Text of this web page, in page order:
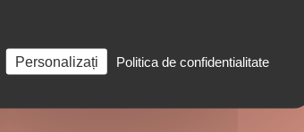
Personalizați Politica de confidentialitate